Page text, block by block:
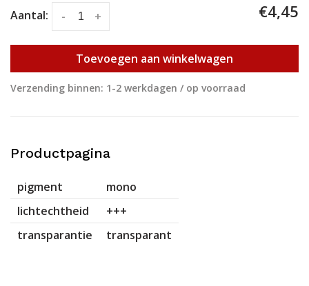
Aantal: +
- €4,45
Toevoegen aan winkelwagen
Verzending binnen: 1-2 werkdagen / op voorraad
Productpagina
pigment
mono
lichtechtheid
+++
transparantie
transparant